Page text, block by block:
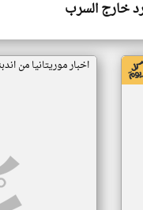
خارج السرب
اخبار موريتانيا من